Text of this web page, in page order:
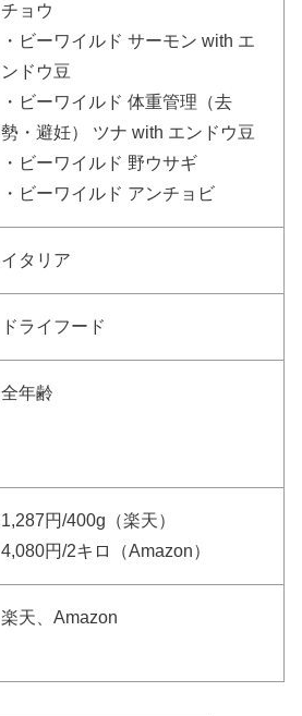
チョウ
・ビーワイルド サーモン with エ
ンドウ豆
・ビーワイルド 体重管理（去
勢・避妊） ツナ with エンドウ豆
・ビーワイルド 野ウサギ
・ビーワイルド アンチョビ
イタリア
ドライフード
全年齢
1,287円/400g（楽天）
4,080円/2キロ（Amazon）
楽天、Amazon